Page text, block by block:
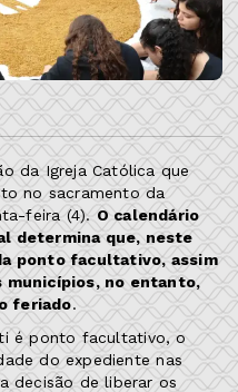
da Igreja Católica que
no sacramento da
feira (4). O calendário
determina que, neste
ponto facultativo, assim
municípios, no entanto,
feriado.
é ponto facultativo, o
do expediente nas
decisão de liberar os